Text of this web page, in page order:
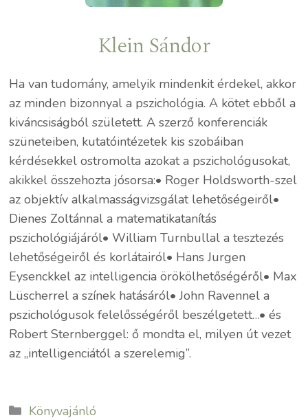
Klein Sándor
Ha van tudomány, amelyik mindenkit érdekel, akkor
az minden bizonnyal a pszichológia. A kötet ebből a
kiváncsiságból született. A szerző konferenciák
szüneteiben, kutatóintézetek kis szobáiban
kérdésekkel ostromolta azokat a pszichológusokat,
akikkel összehozta jósorsa:• Roger Holdsworth-szel
az objektív alkalmasságvizsgálat lehetőségeiről•
Dienes Zoltánnal a matematikatanítás
pszichológiájáról• William Turnbullal a tesztezés
lehetőségeiről és korlátairól• Hans Jurgen
Eysenckkel az intelligencia örökölhetőségéről• Max
Lüscherrel a színek hatásáról• John Ravennel a
pszichológusok felelősségéről beszélgetett…• és
Robert Sternberggel: ő mondta el, milyen út vezet
az „intelligenciától a szerelemig”.
Kategória
Könyvajánló